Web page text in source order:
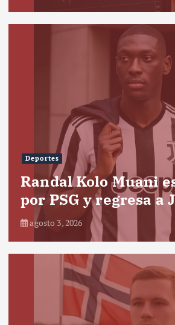
Deportes
Randal Kolo Muani
por PSG y regresa a
agosto 3, 2026